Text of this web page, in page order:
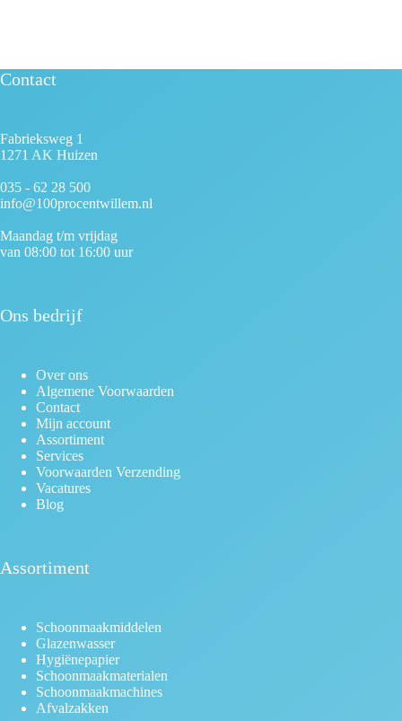
Contact
Fabrieksweg 1
1271 AK Huizen
035 - 62 28 500
info@100procentwillem.nl
Maandag t/m vrijdag
van 08:00 tot 16:00 uur
Ons bedrijf
Over ons
Algemene Voorwaarden
Contact
Mijn account
Assortiment
Services
Voorwaarden Verzending
Vacatures
Blog
Assortiment
Schoonmaakmiddelen
Glazenwasser
Hygiënepapier
Schoonmaakmaterialen
Schoonmaakmachines
Afvalzakken